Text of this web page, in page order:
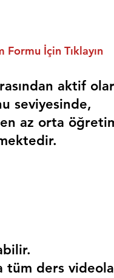
Formu İçin Tıklayın
aktif
seviyesinde,
en az orta
tüm ders